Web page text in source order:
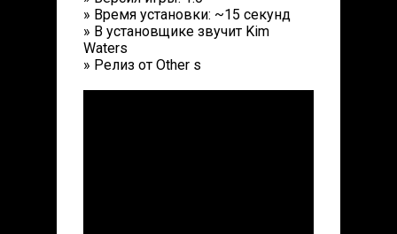
» Время установки: ~15 секунд
» В установщике звучит Kim
Waters
» Релиз от Other s